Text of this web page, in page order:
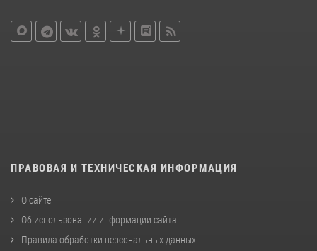
ПРАВОВАЯ И ТЕХНИЧЕСКАЯ ИНФОРМАЦИЯ
О сайте
Об использовании информации сайта
Правила обработки персональных данных